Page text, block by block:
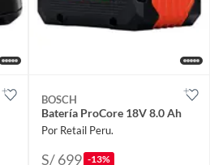
BOSCH
Batería ProCore 18V 8.0 Ah
Por Retail Peru.
S/ 699 -13%